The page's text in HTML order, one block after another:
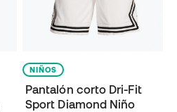
NIÑOS
Pantalón corto Dri-Fit
Sport Diamond Niño